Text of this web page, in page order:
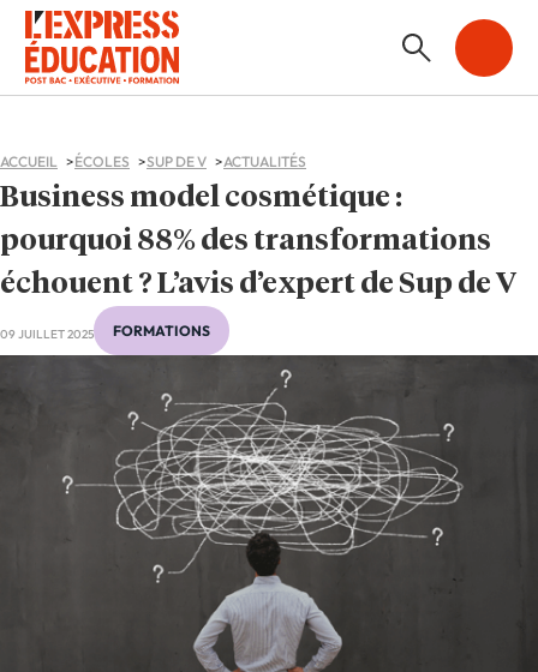
Business model cosmétique :
pourquoi 88% des transformations
échouent ? L’avis d’expert de Sup de V
09 JUILLET 2025 FORMATIONS
ACCUEIL ÉCOLES SUP DE V ACTUALITÉS